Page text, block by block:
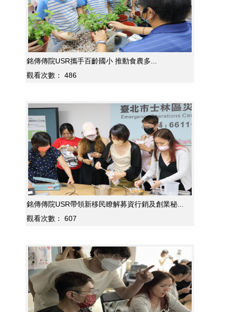
銘傳傳院USR攜手百齡國小 推動食農多...
觀看次數：
486
銘傳傳院USR帶領新移民瞭解募資行銷及創業秘...
觀看次數：
607